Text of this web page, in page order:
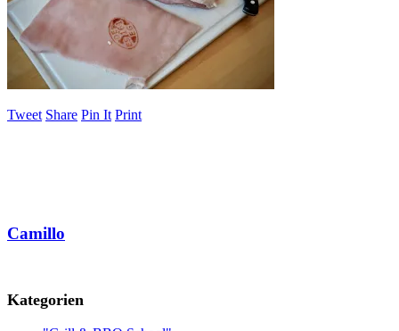
Tweet Share Pin It Print
Camillo
Kategorien